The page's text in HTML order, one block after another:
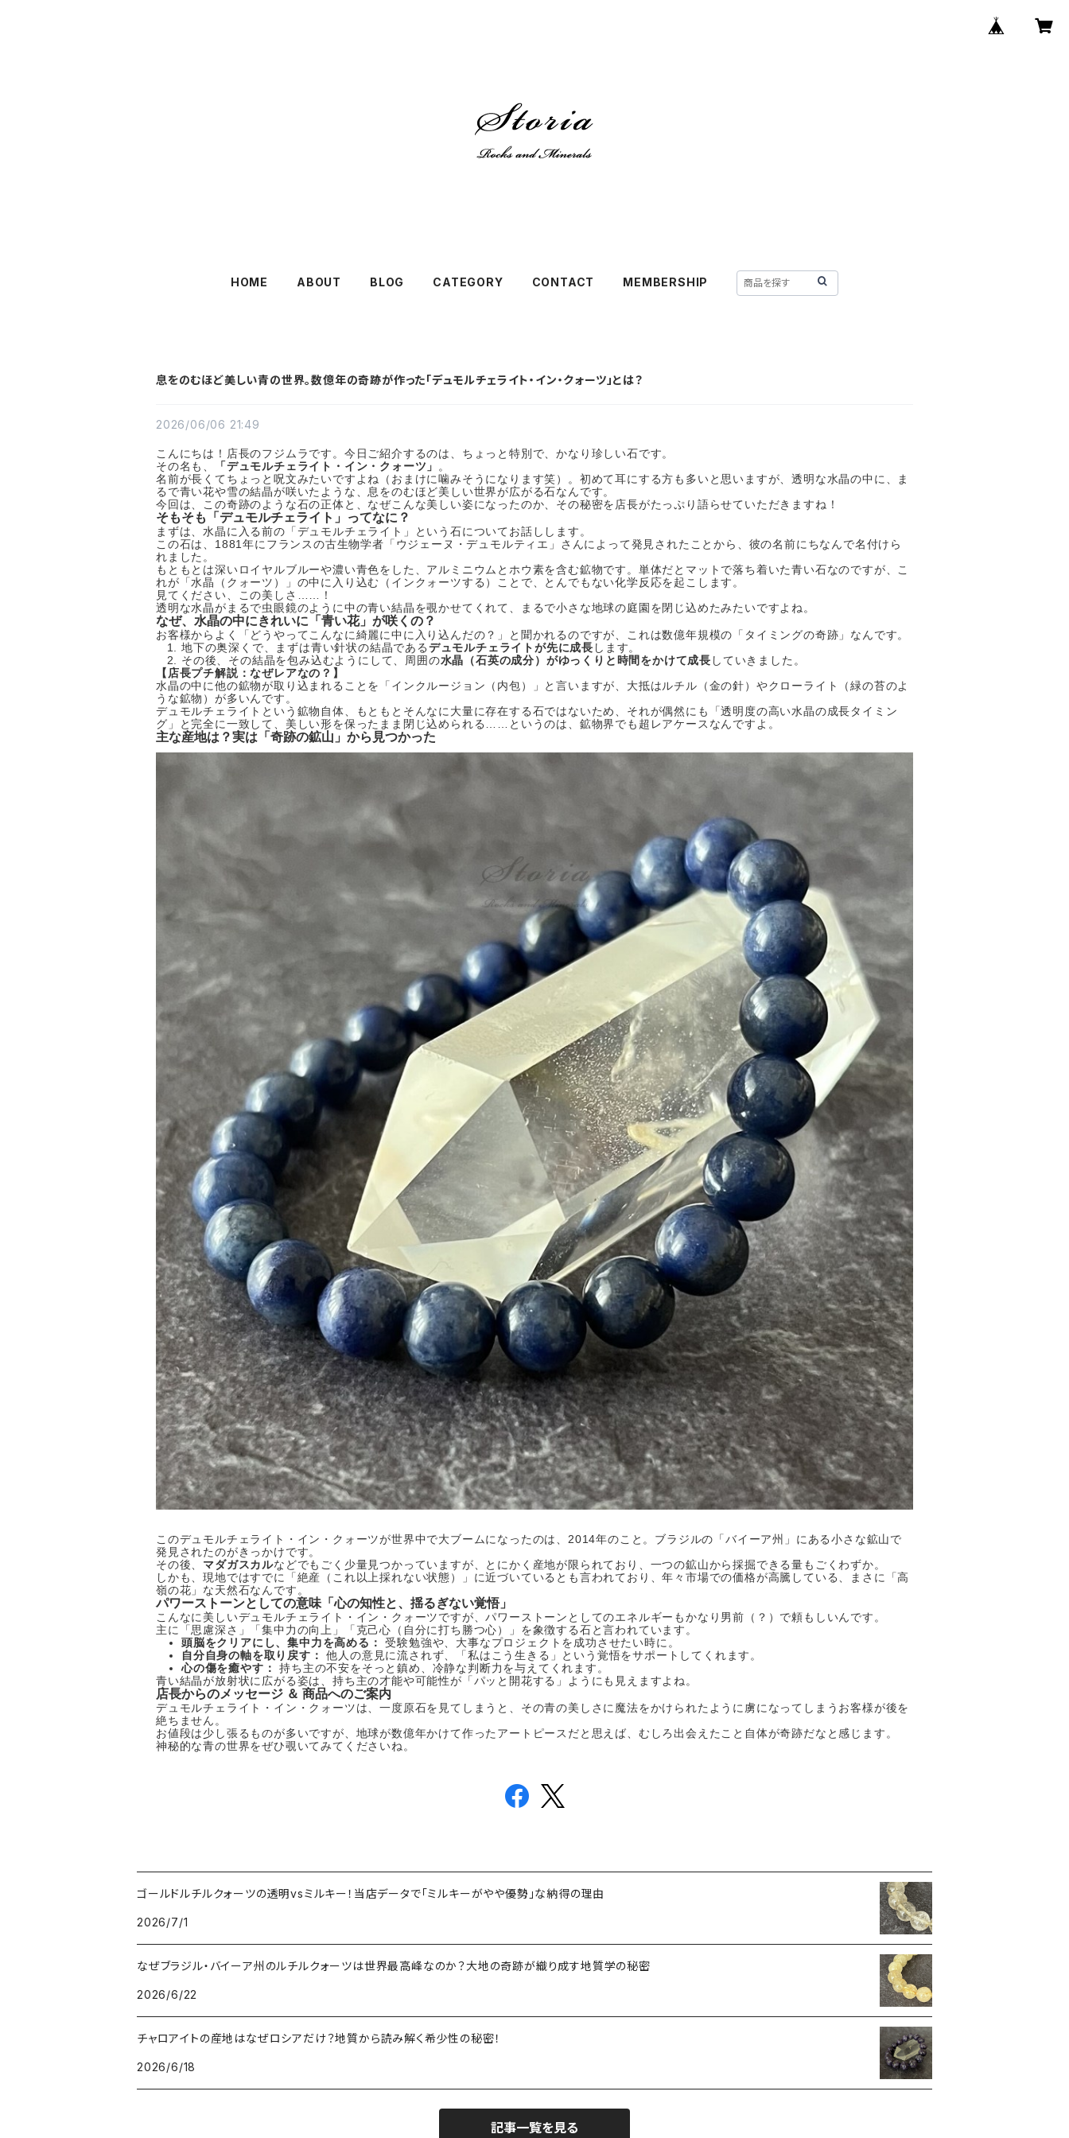
HOME ABOUT BLOG CATEGORY CONTACT MEMBERSHIP
息をのむほど美しい青の世界。数億年の奇跡が作った「デュモルチェライト・イン・クォーツ」とは？
2026/06/06 21:49
こんにちは！店長のフジムラです。今日ご紹介するのは、ちょっと特別で、かなり珍しい石です。
その名も、
「デュモルチェライト・イン・クォーツ」
。
名前が長くてちょっと呪文みたいですよね（おまけに噛みそうになります笑）。初めて耳にする方も多いと思いますが、透明な水晶の中に、ま
るで青い花や雪の結晶が咲いたような、息をのむほど美しい世界が広がる石なんです。
今回は、この奇跡のような石の正体と、なぜこんな美しい姿になったのか、その秘密を店長がたっぷり語らせていただきますね！
そもそも「デュモルチェライト」ってなに？
まずは、水晶に入る前の「デュモルチェライト」という石についてお話しします。
この石は、1881年にフランスの古生物学者「ウジェーヌ・デュモルティエ」さんによって発見されたことから、彼の名前にちなんで名付けら
れました。
もともとは深いロイヤルブルーや濃い青色をした、アルミニウムとホウ素を含む鉱物です。単体だとマットで落ち着いた青い石なのですが、こ
れが「水晶（クォーツ）」の中に入り込む（インクォーツする）ことで、とんでもない化学反応を起こします。
見てください、この美しさ……！
透明な水晶がまるで虫眼鏡のように中の青い結晶を覗かせてくれて、まるで小さな地球の庭園を閉じ込めたみたいですよね。
なぜ、水晶の中にきれいに「青い花」が咲くの？
お客様からよく「どうやってこんなに綺麗に中に入り込んだの？」と聞かれるのですが、これは数億年規模の「タイミングの奇跡」なんです。
地下の奥深くで、まずは青い針状の結晶であるデュモルチェライトが先に成長 します。
その後、その結晶を包み込むようにして、周囲の水晶（石英の成分）がゆっくりと時間をかけて成長 していきました。
【店長プチ解説：なぜレアなの？】
水晶の中に他の鉱物が取り込まれることを「インクルージョン（内包）」と言いますが、大抵はルチル（金の針）やクローライト（緑の苔のよ
うな鉱物）が多いんです。
デュモルチェライトという鉱物自体、もともとそんなに大量に存在する石ではないため、それが偶然にも「透明度の高い水晶の成長タイミン
グ」と完全に一致して、美しい形を保ったまま閉じ込められる……というのは、鉱物界でも超レアケースなんですよ。
主な産地は？実は「奇跡の鉱山」から見つかった
このデュモルチェライト・イン・クォーツが世界中で大ブームになったのは、2014年のこと。ブラジルの「バイーア州」にある小さな鉱山で
発見されたのがきっかけです。
その後、 マダガスカルなどでもごく少量見つかっていますが、とにかく産地が限られており、一つの鉱山から採掘できる量もごくわずか。
しかも、現地ではすでに「絶産（これ以上採れない状態）」に近づいているとも言われており、年々市場での価格が高騰している、まさに「高
嶺の花」な天然石なんです。
パワーストーンとしての意味「心の知性と、揺るぎない覚悟」
こんなに美しいデュモルチェライト・イン・クォーツですが、パワーストーンとしてのエネルギーもかなり男前（？）で頼もしいんです。
主に「思慮深さ」「集中力の向上」「克己心（自分に打ち勝つ心）」を象徴する石と言われています。
頭脳をクリアにし、集中力を高める：
受験勉強や、大事なプロジェクトを成功させたい時に。
自分自身の軸を取り戻す：
他人の意見に流されず、「私はこう生きる」という覚悟をサポートしてくれます。
心の傷を癒やす：
持ち主の不安をそっと鎮め、冷静な判断力を与えてくれます。
青い結晶が放射状に広がる姿は、持ち主の才能や可能性が「パッと開花する」ようにも見えますよね。
店長からのメッセージ ＆ 商品へのご案内
デュモルチェライト・イン・クォーツは、一度原石を見てしまうと、その青の美しさに魔法をかけられたように虜になってしまうお客様が後を
絶ちません。
お値段は少し張るものが多いですが、地球が数億年かけて作ったアートピースだと思えば、むしろ出会えたこと自体が奇跡だなと感じます。
神秘的な青の世界をぜひ覗いてみてくださいね。
ゴールドルチルクォーツの透明vsミルキー！当店データで「ミルキーがやや優勢」な納得の理由
2026/7/1
なぜブラジル・バイーア州のルチルクォーツは世界最高峰なのか？大地の奇跡が織り成す地質学の秘密
2026/6/22
チャロアイトの産地はなぜロシアだけ？地質から読み解く希少性の秘密！
2026/6/18
記事一覧を見る